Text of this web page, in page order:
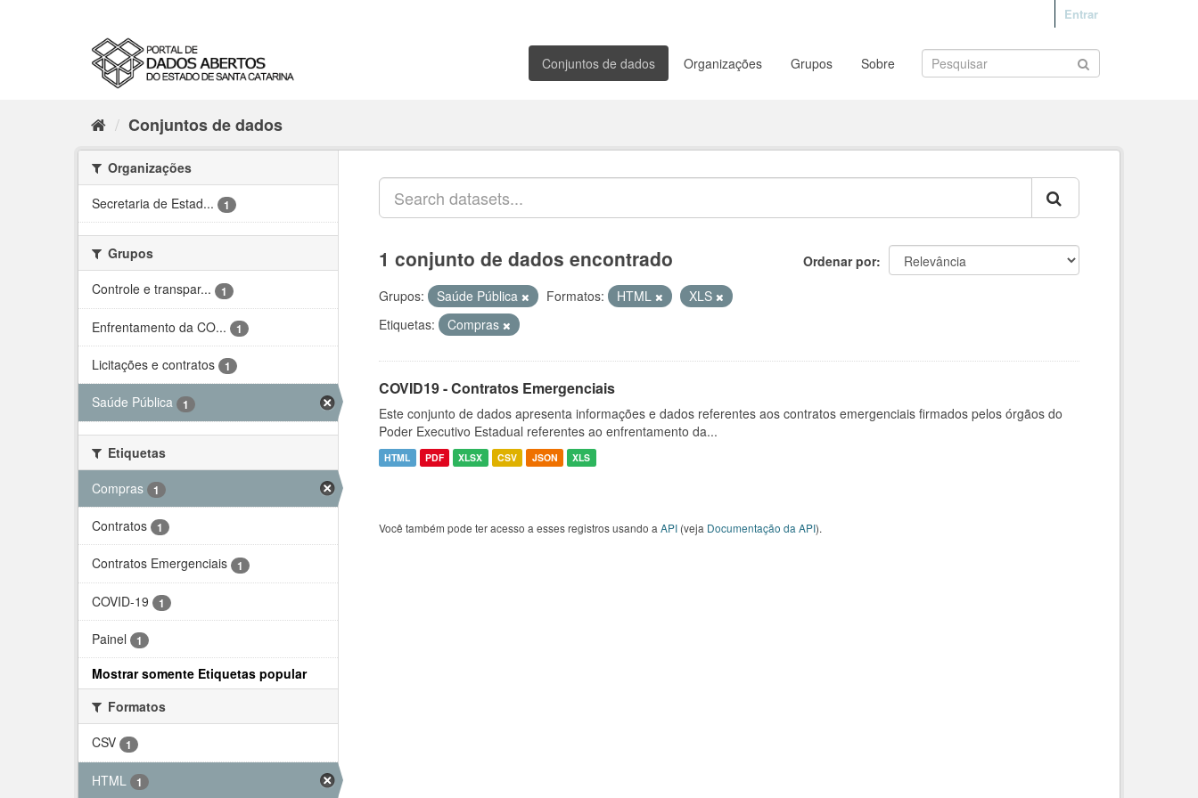
Entrar
Conjuntos de dados Organizações Grupos Sobre
Conjuntos de dados
Organizações
Secretaria de Estad...
1
Grupos
Controle e transpar...
1
Enfrentamento da CO... 1
Licitações e contratos 1
Saúde Pública 1
Etiquetas
Compras
1
Contratos 1
Contratos Emergenciais 1
COVID-19 1
Painel 1
Mostrar somente Etiquetas popular
Formatos
CSV
1
HTML 1
Ordenar por
1 conjunto de dados encontrado
Grupos: Saúde Pública Formatos: HTML
XLS
Etiquetas:
Compras
COVID19 - Contratos Emergenciais
Este conjunto de dados apresenta informações e dados referentes aos contratos emergenciais firmados pelos órgãos do
Poder Executivo Estadual referentes ao enfrentamento da...
HTML PDF XLSX CSV JSON XLS
Você também pode ter acesso a esses registros usando a API (veja Documentação da API).